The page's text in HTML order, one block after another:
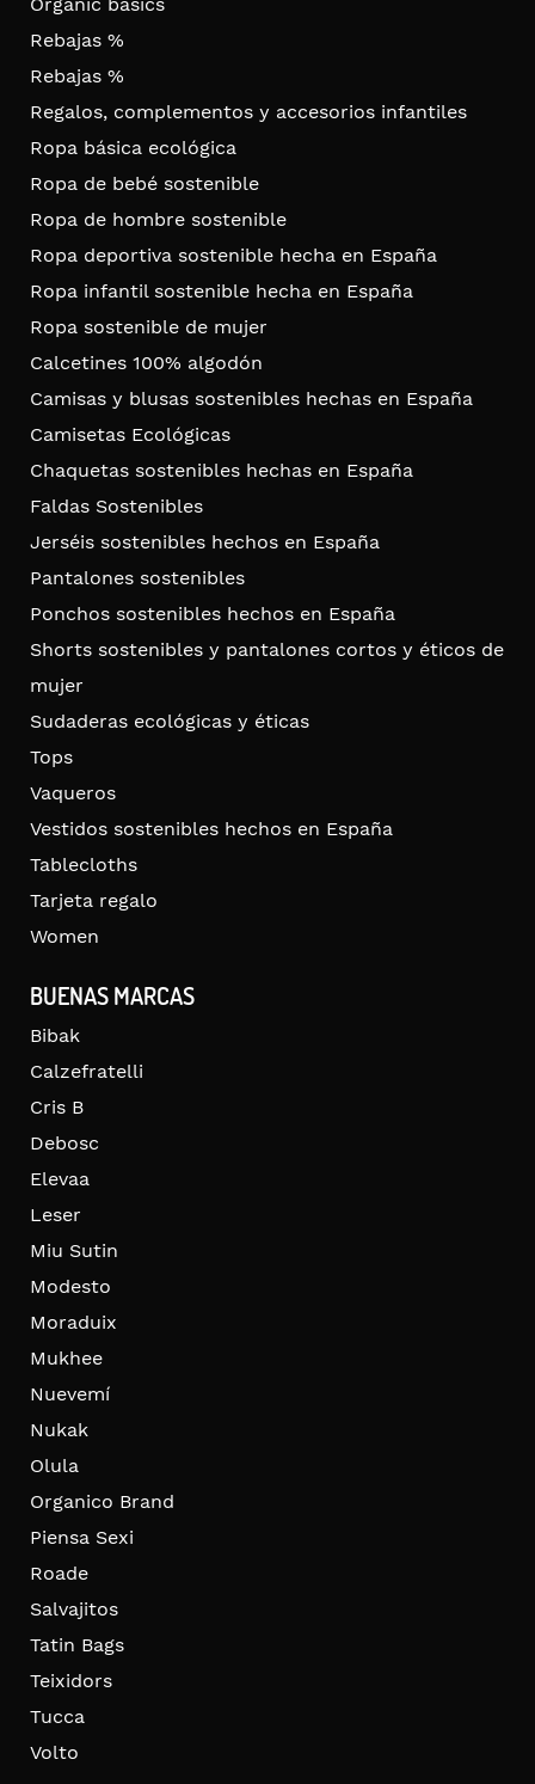
Rebajas %
Rebajas %
Regalos, complementos y accesorios infantiles
Ropa básica ecológica
Ropa de bebé sostenible
Ropa de hombre sostenible
Ropa deportiva sostenible hecha en España
Ropa infantil sostenible hecha en España
Ropa sostenible de mujer
Calcetines 100% algodón
Camisas y blusas sostenibles hechas en España
Camisetas Ecológicas
Chaquetas sostenibles hechas en España
Faldas Sostenibles
Jerséis sostenibles hechos en España
Pantalones sostenibles
Ponchos sostenibles hechos en España
Shorts sostenibles y pantalones cortos y éticos de
mujer
Sudaderas ecológicas y éticas
Tops
Vaqueros
Vestidos sostenibles hechos en España
Tablecloths
Tarjeta regalo
Women
BUENAS MARCAS
Bibak
Calzefratelli
Cris B
Debosc
Elevaa
Leser
Miu Sutin
Modesto
Moraduix
Mukhee
Nuevemí
Nukak
Olula
Organico Brand
Piensa Sexi
Roade
Salvajitos
Tatin Bags
Teixidors
Tucca
Volto